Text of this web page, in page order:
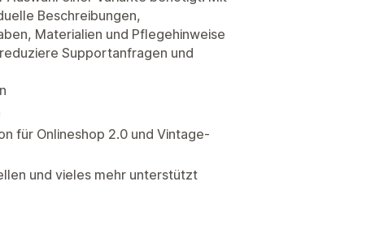
Beschreibungen,
Materialien und Pflegehinweise
Supportanfragen und
für Onlineshop 2.0 und Vintage-
und vieles mehr unterstützt